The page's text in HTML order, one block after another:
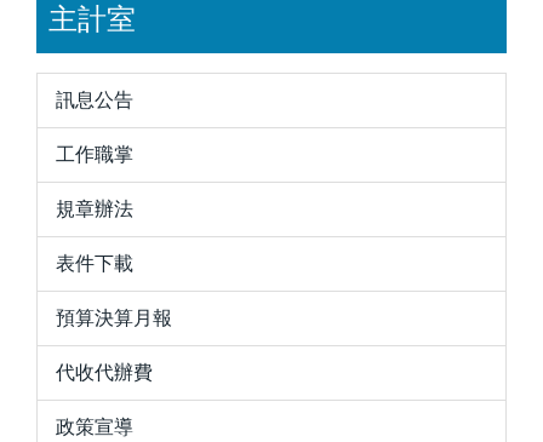
主計室
訊息公告
工作職掌
規章辦法
表件下載
預算決算月報
代收代辦費
政策宣導